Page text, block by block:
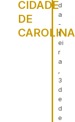
d
a
-
f
ei
r
a
,
3
d
e
d
e
CIDADE
DE
CAROLINA